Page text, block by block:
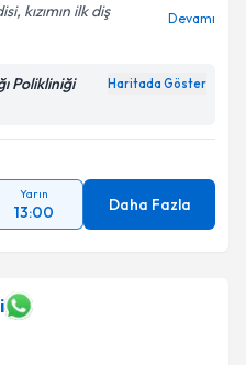
kızımın ilk diş
Devamı
Polikliniği Haritada Göster
Yarın
13:00 Daha Fazla